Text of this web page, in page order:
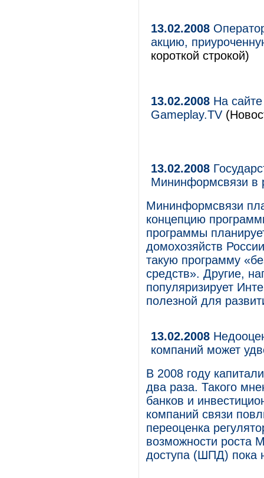
13.02.2008
акцию,
короткой строкой)
13.02.2008 На
Gameplay.TV
13.02.2008
Мининформсвязи в
Мининформсвязи
концепцию
программы
домохозяйств
такую программу
средств». Другие,
популяризирует
полезной для
13.02.2008
компаний может
В 2008 году
два раза. Такого
банков и
компаний связи
переоценка
возможности роста
доступа (ШПД) пока